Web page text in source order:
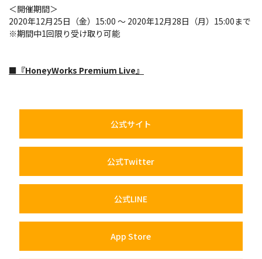
＜開催期間＞
2020年12月25日（金）15:00 ～ 2020年12月28日（月）15:00まで
※期間中1回限り受け取り可能
■『HoneyWorks Premium Live』
公式サイト
公式Twitter
公式LINE
App Store